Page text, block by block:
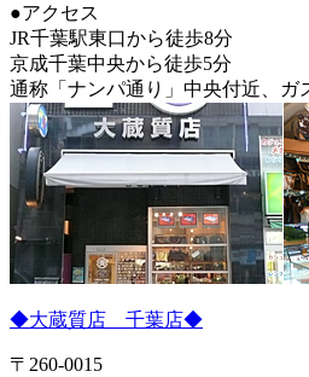
●アクセス
JR千葉駅東口から徒歩8分
京成千葉中央から徒歩5分
通称「ナンパ通り」中央付近、ガ
◆大蔵質店 千葉店◆
〒260-0015